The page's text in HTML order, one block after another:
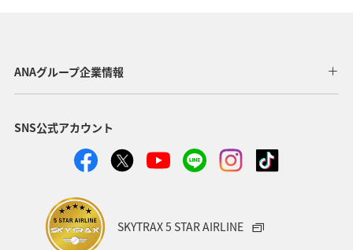
ショッピング＆ライフ 秋田県 家族旅行 飛行機
趣味 ANA Pocket
ANAショッピング A-style 熊本県 川 和歌山県
香川県 沖縄県
兵庫県 京都府
ANAグループ企業情報
SNS公式アカウント
SKYTRAX 5 STAR AIRLINE